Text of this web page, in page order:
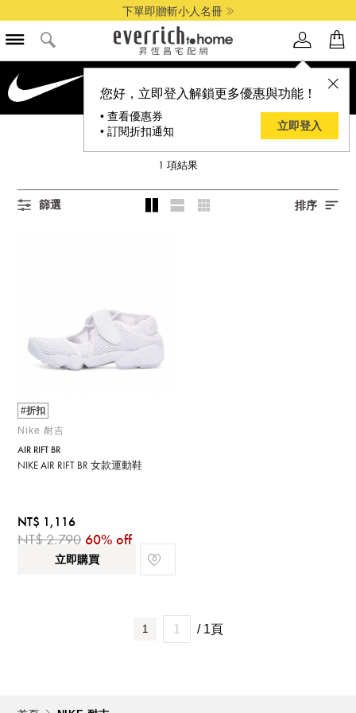
下單即贈斬小人名冊
您好，立即登入解鎖更多優惠與功能！
• 查看優惠券
• 訂閱折扣通知
立即登入
品牌選單
NIKE 耐吉
1 項結果
篩選 排序
#折扣
Nike 耐吉
AIR RIFT BR
NIKE AIR RIFT BR 女款運動鞋
NT$ 1,116
NT$ 2,790 60% off
立即購買
1 / 1頁